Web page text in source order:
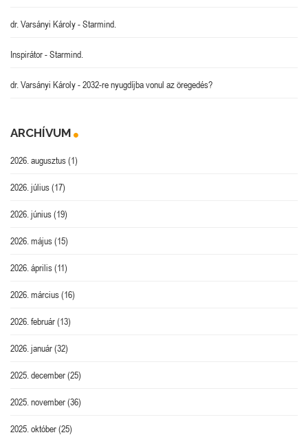
dr. Varsányi Károly-Starmind.
Inspirátor-Starmind.
dr. Varsányi Károly-2032-re nyugdíjba vonul az öregedés?
ARCHÍVUM
2026. augusztus(1)
2026. július(17)
2026. június(19)
2026. május(15)
2026. április(11)
2026. március(16)
2026. február(13)
2026. január(32)
2025. december(25)
2025. november(36)
2025. október(25)